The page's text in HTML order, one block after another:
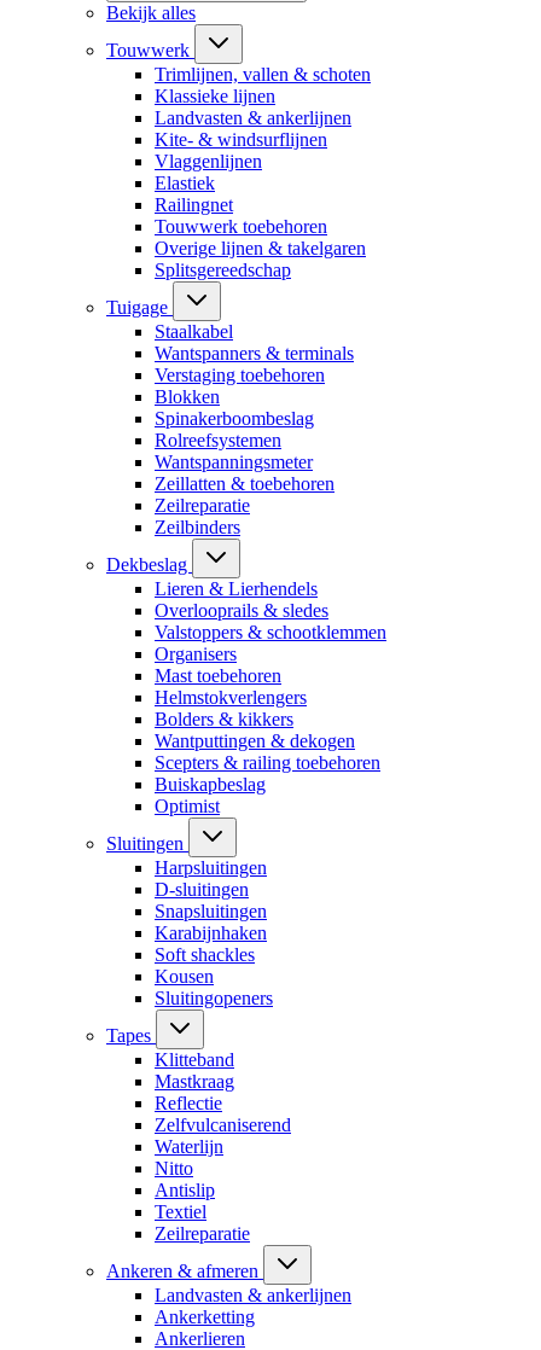
Bekijk alles
Touwwerk
Trimlijnen, vallen & schoten
Klassieke lijnen
Landvasten & ankerlijnen
Kite- & windsurflijnen
Vlaggenlijnen
Elastiek
Railingnet
Touwwerk toebehoren
Overige lijnen & takelgaren
Splitsgereedschap
Tuigage
Staalkabel
Wantspanners & terminals
Verstaging toebehoren
Blokken
Spinakerboombeslag
Rolreefsystemen
Wantspanningsmeter
Zeillatten & toebehoren
Zeilreparatie
Zeilbinders
Dekbeslag
Lieren & Lierhendels
Overlooprails & sledes
Valstoppers & schootklemmen
Organisers
Mast toebehoren
Helmstokverlengers
Bolders & kikkers
Wantputtingen & dekogen
Scepters & railing toebehoren
Buiskapbeslag
Optimist
Sluitingen
Harpsluitingen
D-sluitingen
Snapsluitingen
Karabijnhaken
Soft shackles
Kousen
Sluitingopeners
Tapes
Klitteband
Mastkraag
Reflectie
Zelfvulcaniserend
Waterlijn
Nitto
Antislip
Textiel
Zeilreparatie
Ankeren & afmeren
Landvasten & ankerlijnen
Ankerketting
Ankerlieren